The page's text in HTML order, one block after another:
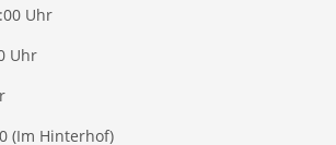
Uhr
Uhr
(Im Hinterhof)